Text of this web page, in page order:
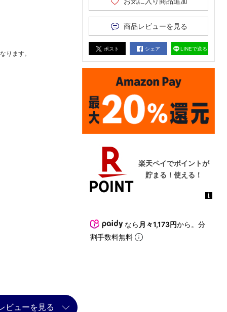
ります。
商品レビューを見る
ポスト シェア LINEで送る
なら 月々1,173円から。分
割手数料無料
ビューを見る